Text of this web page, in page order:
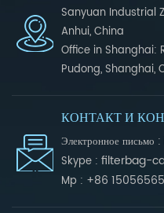
Sanyuan Industrial
Anhui, China
Office in Shanghai:
Pudong, Shanghai,
КОНТАКТ И
Электронное письмо :
Skype : filterbag-
Mp : +86